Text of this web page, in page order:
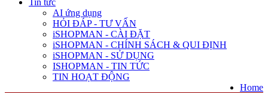
Tin tức
AI ứng dụng
HỎI ĐÁP - TƯ VẤN
iSHOPMAN - CÀI ĐẶT
iSHOPMAN - CHÍNH SÁCH & QUI ĐỊNH
iSHOPMAN - SỬ DỤNG
ISHOPMAN - TIN TỨC
TIN HOẠT ĐỘNG
Home